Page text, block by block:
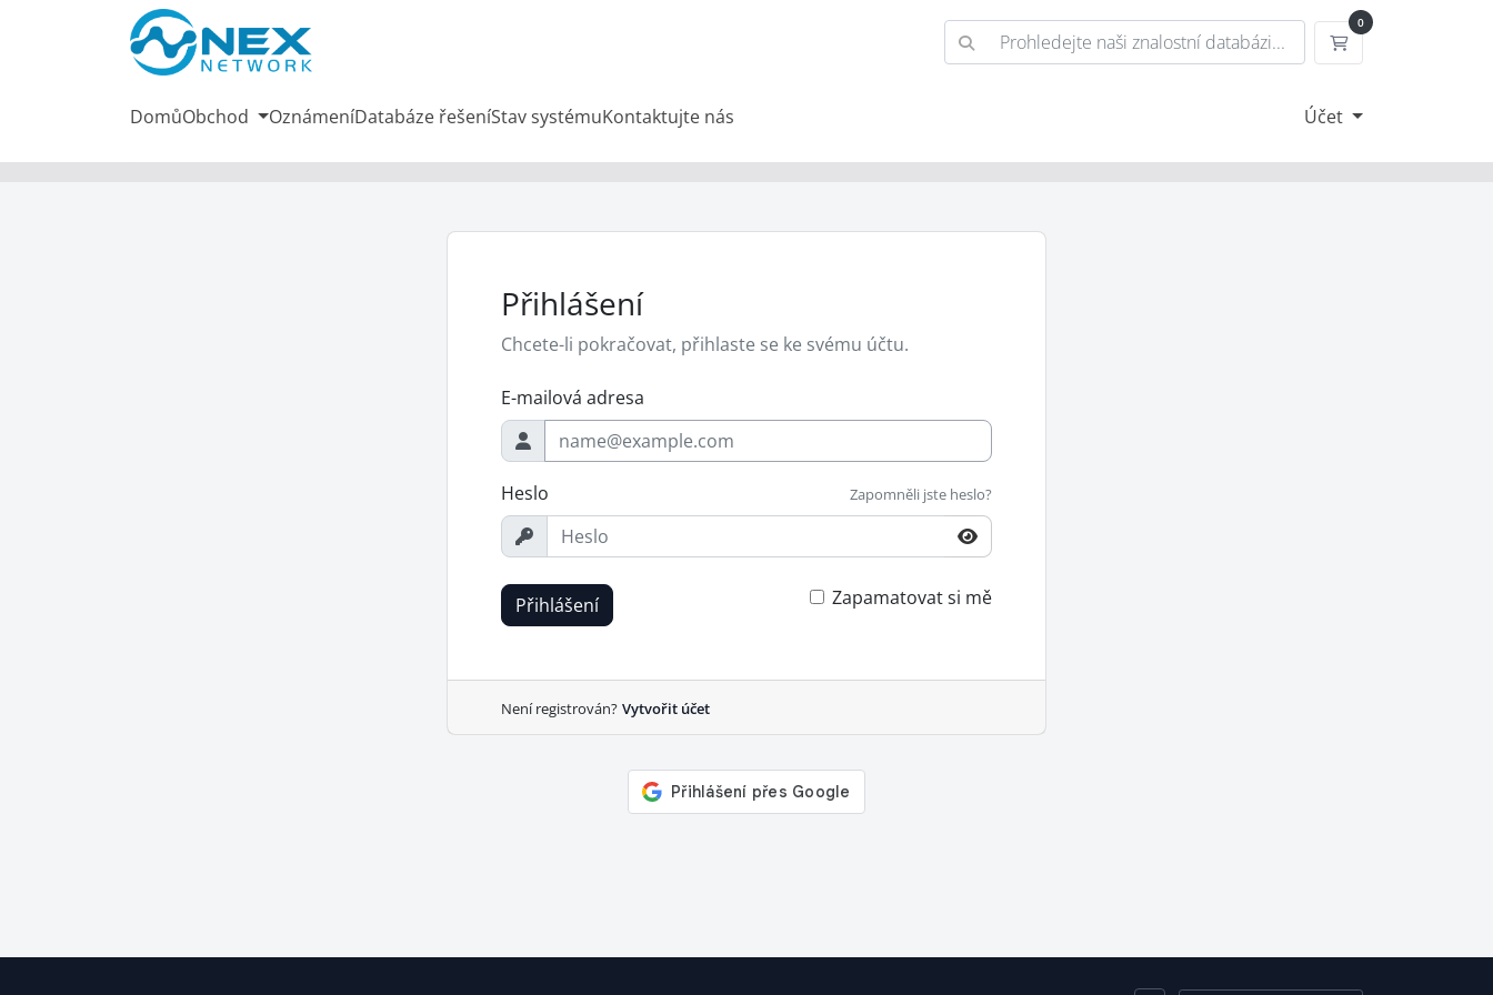
0
Nákupní Košík
DomůObchod OznámeníDatabáze řešeníStav systémuKontaktujte nás Účet
Přihlášení
Chcete-li pokračovat, přihlaste se ke svému účtu.
E-mailová adresa
Heslo Zapomněli jste heslo?
Přihlášení Zapamatovat si mě
Není registrován? Vytvořit účet